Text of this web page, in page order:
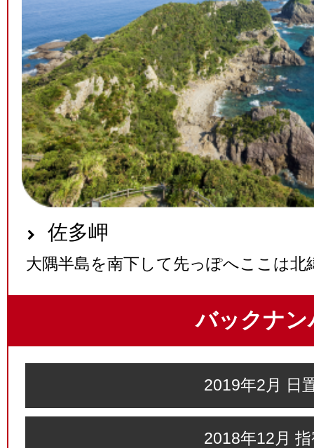
佐多岬
大隅半島を南下して先っぽへここは北
バックナン
2019年2月 日
2018年12月